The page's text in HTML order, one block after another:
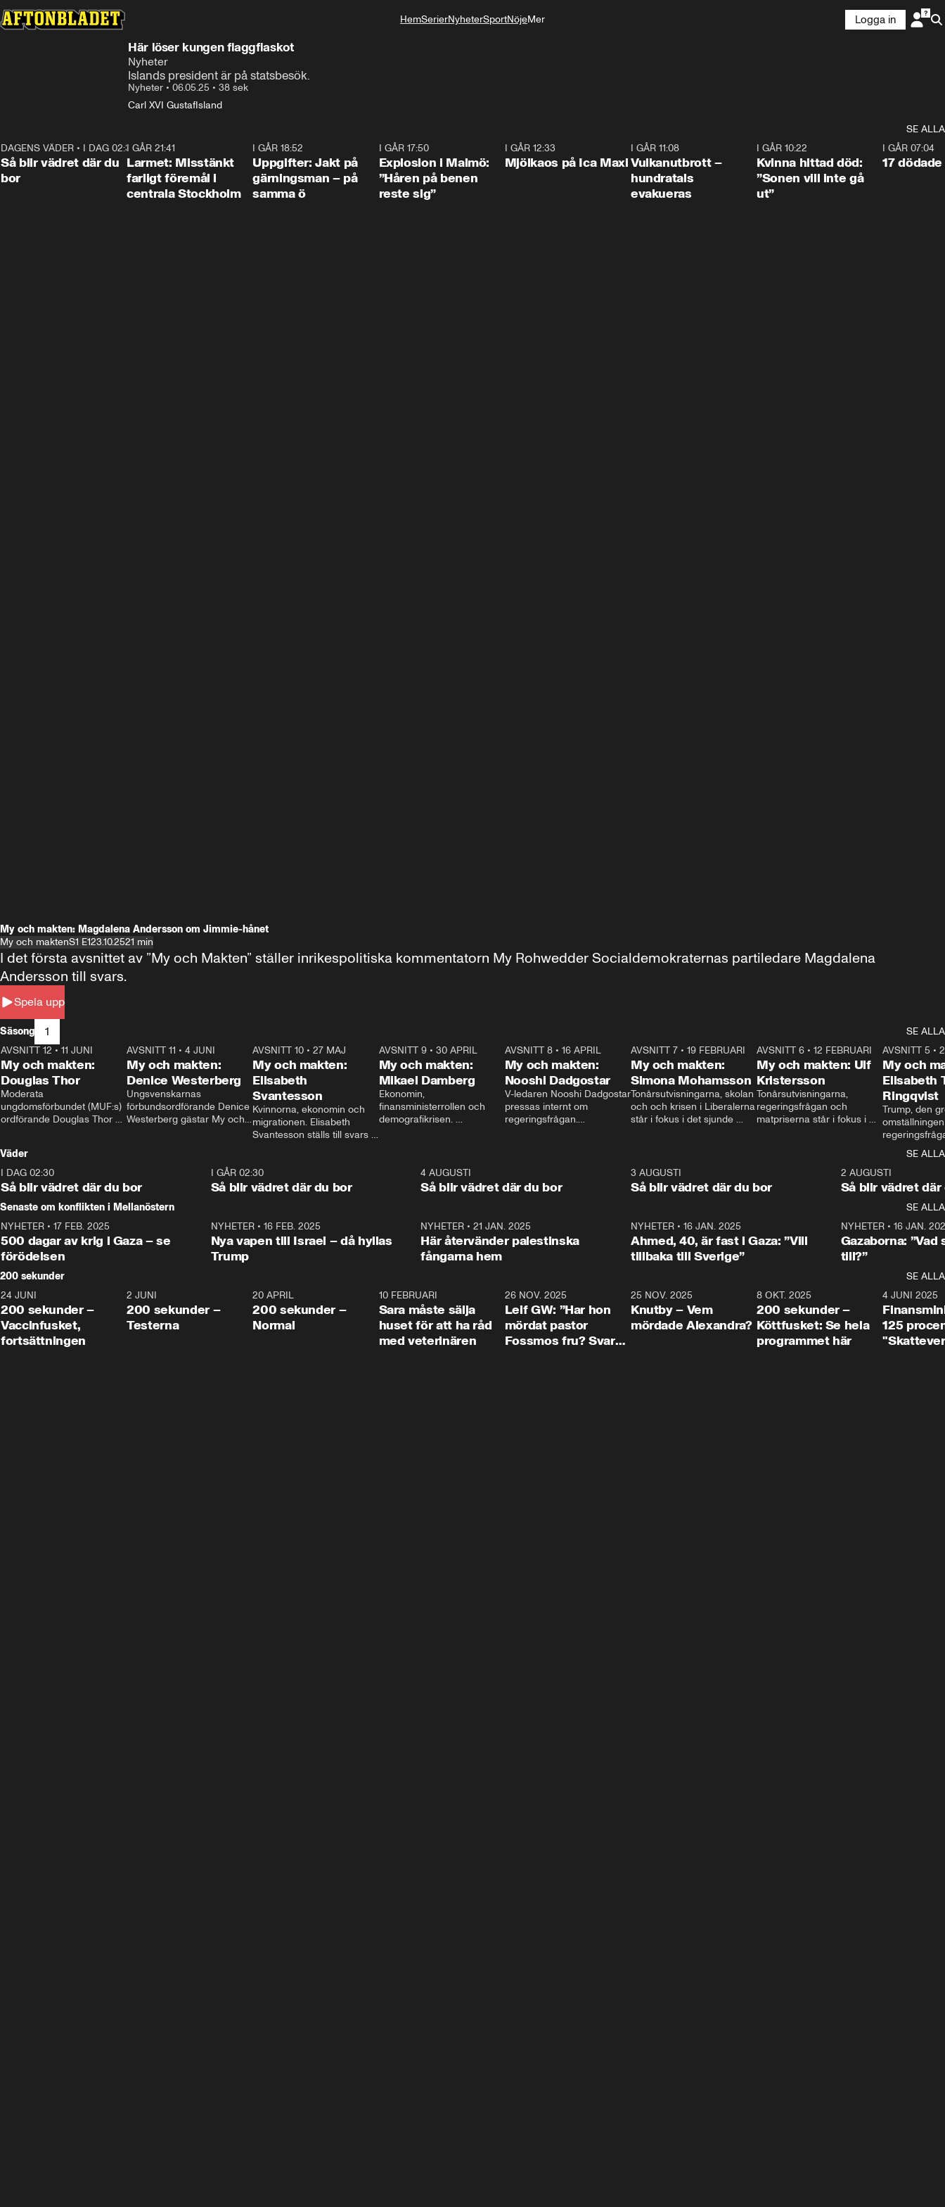
HemSerierNyheterSportNöjeMer
Logga in
Här löser kungen flaggfiaskot
Nyheter
Islands president är på statsbesök.
Nyheter • 06.05.25 • 38 sek
Carl XVI GustafIsland
SE ALLA
1:06
DAGENS VÄDER • I DAG 02:30
Så blir vädret där du
bor
I GÅR 21:41
Larmet: Misstänkt
farligt föremål i
centrala Stockholm
I GÅR 18:52
Uppgifter: Jakt på
gärningsman – på
samma ö
I GÅR 17:50
Explosion i Malmö:
”Håren på benen
reste sig”
I GÅR 12:33
Mjölkaos på Ica Maxi
I GÅR 11:08
Vulkanutbrott –
hundratals
evakueras
I GÅR 10:22
Kvinna hittad död:
”Sonen vill inte gå
ut”
I GÅR 07:04
17
My och makten: Magdalena Andersson om Jimmie-hånet
My och maktenS1 E123.10.2521 min
Spela upp
I det första avsnittet av ”My och Makten” ställer inrikespolitiska kommentatorn My Rohwedder Socialdemokraternas partiledare Magdalena
Andersson till svars.
Säsong 1
SE ALLA
26:27
AVSNITT 12 • 11 JUNI
My och makten:
Douglas Thor
Moderata
ungdomsförbundet (MUF:s)
ordförande Douglas Thor
tonårsutvisningarna och hur
Moderaterna ska locka
väljare till valet i höst.
23:40
AVSNITT 11 •4 JUNI
My och makten:
Denice Westerberg
Ungsvenskarnas
förbundsordförande Denice
Westerberg gästar My och
AVSNITT 10 •27 MAJ
My och makten:
Elisabeth
Svantesson
Kvinnorna, ekonomin och
migrationen. Elisabeth
Svantesson ställs till svars
AVSNITT 9• 30 APRIL
My och makten:
Mikael Damberg
Ekonomin,
finansministerrollen och
demografikrisen.
och Makten.
AVSNITT 8• 16 APRIL
My och makten:
Nooshi Dadgostar
V-ledaren Nooshi Dadgostar
pressas internt om
regeringsfrågan.
– Vi ställer upp i val. Ska vi
vara med så sitter vi förstås
24:30
AVSNITT 7• 19 FEBRUARI
My och makten:
Simona Mohamsson
Tonårsutvisningarna, skolan
och och krisen i Liberalerna
står i fokus i det sjunde
kommentator My
Rohwedder ställer
utbildnings- och
Mohamsson till svars.
27:30
AVSNITT 6 •12 FEBRUARI
My och makten: Ulf
Kristersson
Tonårsutvisningarna,
regeringsfrågan och
matpriserna står i fokus i
Rohwedder ställer
statsminister Ulf Kristersson
AVSNITT 5 •
My och
Elisabeth
Ringqvist
Trump, den
centrum i
avsnittet av
Makten”. Se
Aftonbladets
Rohwedder
Thand Ring
Väder
SE ALLA
I DAG 02:30
Så blir vädret där du bor
1:06
I GÅR 02:30
Så blir vädret där du bor
4 AUGUSTI
Så blir vädret där du bor
3 AUGUSTI
Så blir vädret där du bor
2 AUGUSTI
Så blir vädret där
Senaste om konflikten i Mellanöstern
SE ALLA
NYHETER • 17 FEB. 2025
500 dagar av krig i Gaza – se
förödelsen
NYHETER• 16 FEB. 2025
Nya vapen till Israel – då hyllas
Trump
NYHETER •21 JAN. 2025
Här återvänder palestinska
fångarna hem
NYHETER• 16 JAN. 2025
Ahmed, 40, är fast i Gaza: ”Vill
tillbaka till Sverige”
NYHETER• 16 JAN.
Gazaborna:
till?”
200 sekunder
SE ALLA
5:00
24 JUNI
200 sekunder –
Vaccinfusket,
fortsättningen
4:23
2 JUNI
200 sekunder –
Testerna
20 APRIL
200 sekunder –
Normal
10 FEBRUARI
Sara måste sälja
huset för att ha råd
med veterinären
26 NOV. 2025
Leif GW: ”Har hon
mördat pastor
Fossmos fru? Svar
31:05
25 NOV. 2025
Knutby – Vem
mördade Alexandra?
4:29
8 OKT. 2025
200 sekunder –
Köttfusket: Se hela
programmet här
4 JUNI 2025
125